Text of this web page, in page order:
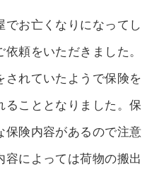
お亡くなりになってし
頼をいただきました。
されていたようで保険を
ることとなりました。保
保険内容があるので注意
容によっては荷物の搬出